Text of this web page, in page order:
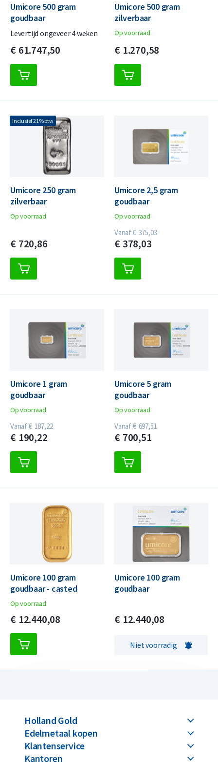
Umicore 500 gram
goudbaar
Levertijd ongeveer 4 weken
€ 61.747,50
Umicore 500 gram
zilverbaar
Op voorraad
€ 1.270,58
Inclusief 21% btw
Umicore 250 gram
zilverbaar
Op voorraad
€ 720,86
Umicore 2,5 gram
goudbaar
Op voorraad
€ 378,03
Vanaf€ 375,03
Umicore 1 gram
goudbaar
Op voorraad
€ 190,22
Vanaf€ 187,22
Umicore 5 gram
goudbaar
Op voorraad
€ 700,51
Vanaf€ 697,51
Umicore 100 gram
goudbaar - casted
Op voorraad
€ 12.440,08
Umicore 100 gram
goudbaar
€ 12.440,08
Niet voorradig
Holland Gold
Edelmetaal kopen
Klantenservice
Kantoren